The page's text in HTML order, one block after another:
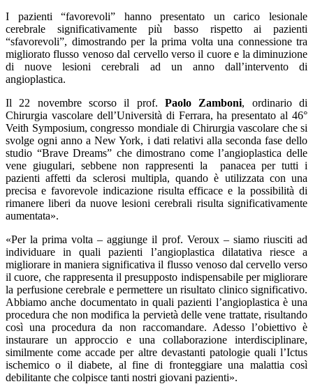
I pazienti “favorevoli” hanno presentato un carico lesionale
cerebrale significativamente più basso rispetto ai pazienti
“sfavorevoli”, dimostrando per la prima volta una connessione tra
migliorato flusso venoso dal cervello verso il cuore e la diminuzione
di nuove lesioni cerebrali ad un anno dall’intervento di
angioplastica.
Il 22 novembre scorso il prof. Paolo Zamboni, ordinario di
Chirurgia vascolare dell’Università di Ferrara, ha presentato al 46°
Veith Symposium, congresso mondiale di Chirurgia vascolare che si
svolge ogni anno a New York, i dati relativi alla seconda fase dello
studio “Brave Dreams” che dimostrano come l’angioplastica delle
vene giugulari, sebbene non rappresenti la panacea per tutti i
pazienti affetti da sclerosi multipla, quando è utilizzata con una
precisa e favorevole indicazione risulta efficace e la possibilità di
rimanere liberi da nuove lesioni cerebrali risulta significativamente
aumentata».
«Per la prima volta – aggiunge il prof. Veroux – siamo riusciti ad
individuare in quali pazienti l’angioplastica dilatativa riesce a
migliorare in maniera significativa il flusso venoso dal cervello verso
il cuore, che rappresenta il presupposto indispensabile per migliorare
la perfusione cerebrale e permettere un risultato clinico significativo.
Abbiamo anche documentato in quali pazienti l’angioplastica è una
procedura che non modifica la pervietà delle vene trattate, risultando
così una procedura da non raccomandare. Adesso l’obiettivo è
instaurare un approccio e una collaborazione interdisciplinare,
similmente come accade per altre devastanti patologie quali l’Ictus
ischemico o il diabete, al fine di fronteggiare una malattia così
debilitante che colpisce tanti nostri giovani pazienti».